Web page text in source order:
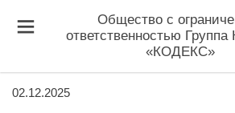
Общество с
ответственностью
«КОДЕКС»
02.12.2025